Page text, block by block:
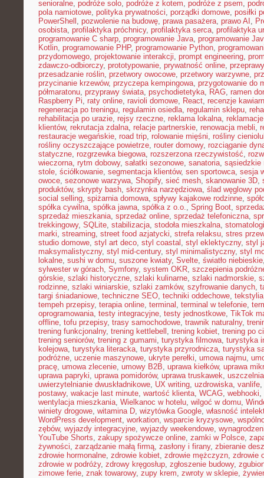
senioralne, podróże solo, podróże z kotem, podróże z psem,
pola namiotowe, polityka prywatności, porządki domowe, posiłki
PowerShell , pozwolenie na budowę, prawa pasażera, prawo AI ,
osobista, profilaktyka próchnicy, profilaktyka serca, profilaktyka
programowanie C sharp, programowanie Java, programowanie
Kotlin, programowanie PHP, programowanie Python,
przydomowego, projektowanie interakcji, prompt engineering,
zdawczo-odbiorczy, prototypowanie, prywatność online,
przesadzanie roślin, przetwory owocowe, przetwory warzywne,
przycinanie krzewów, przyczepa kempingowa, przygotowanie do
półmaratonu, przyprawy świata, psychodietetyka, RAG, ramen
Raspberry Pi, raty online, ravioli domowe, React, recenzje
regeneracja po treningu, regulamin osiedla, regulamin sklepu,
rehabilitacja po urazie, rejsy rzeczne, reklama lokalna, reklamacje
klientów, rekrutacja zdalna, relacje partnerskie, renowacja mebli,
restauracje wegańskie, road trip, rolowanie mięśni, rośliny
rośliny oczyszczające powietrze, router domowy, rozciąganie
statyczne, rozgrzewka biegowa, rozszerzona rzeczywistość,
wieczorna, rytm dobowy, sałatki sezonowe, sanatoria, sąsiedzkie
stole, ściółkowanie, segmentacja klientów, sen sportowca, sesja
owoce, sezonowe warzywa, Shopify, sieć mesh, skanowanie 3D,
produktów, skrypty bash, skrzynka narzędziowa, ślad węglowy
social selling, spiżarnia domowa, spływy kajakowe rodzinne,
spółka cywilna, spółka jawna, spółka z o.o., Spring Boot,
sprzedaż mieszkania, sprzedaż online, sprzedaż telefoniczna,
trekkingowy, SQLite, stabilizacja, stodoła mieszkalna,
marki, streaming, street food azjatycki, strefa relaksu, stres
studio domowe, styl art deco, styl coastal , styl eklektyczny, styl
maksymalistyczny, styl mid-century, styl minimalistyczny, styl
lokalne, sushi w domu, suszone kwiaty, Svelte, światło niebieskie
sylwester w górach, Symfony, system OKR, szczepienia
górskie, szlaki historyczne, szlaki kulinarne, szlaki nadmorskie,
rodzinne, szlaki winiarskie, szlaki zamków, szyfrowanie danych,
targi śniadaniowe, techniczne SEO, techniki oddechowe,
tempeh przepisy, terapia online, terminal , terminal w telefonie,
oprogramowania, testy integracyjne, testy jednostkowe, TikTok
offline, tofu przepisy, trasy samochodowe, trawnik naturalny,
trening funkcjonalny, trening kettlebell , trening kobiet, trening po
trening seniorów, trening z gumami, turystyka filmowa, turystyka
kolejowa, turystyka literacka, turystyka przyrodnicza, turystyka
podróżne, uczenie maszynowe, ukryte perełki, umowa najmu,
pracę, umowa zlecenie, umowy B2B, uprawa kiełków, uprawa
uprawa papryki, uprawa pomidorów, uprawa truskawek,
uwierzytelnianie dwuskładnikowe, UX writing, uzdrowiska, vanlife,
postawy, wakacje last minute, wartość klienta, WCAG, webhooki,
wentylacja mieszkania, Wielkanoc w hotelu, wilgoć w domu,
winiety drogowe, witamina D, wizytówka Google, własność
WordPress development, workation, wsparcie kryzysowe,
zębów, wyjazdy integracyjne, wyjazdy weekendowe,
YouTube Shorts, zakupy spożywcze online, zamki w Polsce,
żywności, zarządzanie małą firmą, zasłony i firany, zbieranie
zdrowie hormonalne, zdrowie kobiet, zdrowie mężczyzn, zdrowie
zdrowie w podróży, zdrowy kręgosłup, zgłoszenie budowy,
zimowe ferie, znak towarowy, zupy krem, zwroty w sklepie,